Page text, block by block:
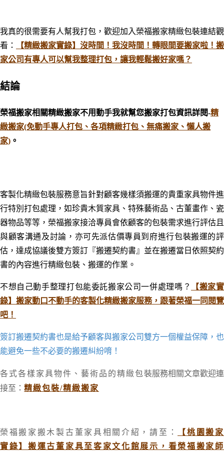
我真的很需要有人幫我打包，歡迎加入榮福搬家精緻包裝連結觀
看：
【精緻搬家實錄】沒時間！我沒時間！轉眼間要搬家啦！搬
家公司有專人可以幫我整理打包，讓我輕鬆搬好家嗎？
結論
榮福搬家相關精緻搬家不用動手我就幫您搬家打包資訊詳閱-精
緻搬家(免動手專人打包、各項精緻打包、無痛搬家、懶人搬
家) 。
客製化精緻包裝服務意旨針對顧客幾樣須搬運的貴重家具物件進
行特別打包處理，如珍貴木質家具、特殊藝術品、古董畫作、瓷
器物品等等，榮福搬家接洽專員會依顧客的包裝需求進行評估且
與顧客溝通及討論，亦可先派估價專員到府進行包裝搬運的評
估，達成協議後雙方簽訂『搬遷契約書』並在搬遷當日依照契約
書的內容進行精緻包裝、搬運的作業。
不想自己動手整理打包能委託搬家公司一併處理嗎？
【搬家實
錄】搬家動口不動手的客製化精緻搬家服務，跟著榮福一同閱覽
吧！
簽訂搬遷契約書也是給予顧客與搬家公司雙方一個權益保障，也
能避免一些不必要的搬遷糾紛唷！
各式各樣家具物件、藝術品的精緻包裝服務相關文章歡迎連
接至： 精緻包裝/精緻搬家
榮福搬家搬木製古董家具相關介紹，請至：
【桃園搬家
實錄】搬運古董家具至客家文化館展示，看榮福搬家師